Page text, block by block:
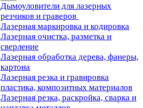
Дымоуловители для лазерных
резчиков и граверов
Лазерная маркировка и кодировка
Лазерная очистка, разметка и
сверление
Лазерная обработка дерева, фанеры,
картона
Лазерная резка и гравировка
пластика, композитных материалов
Лазерная резка, раскройка, сварка и